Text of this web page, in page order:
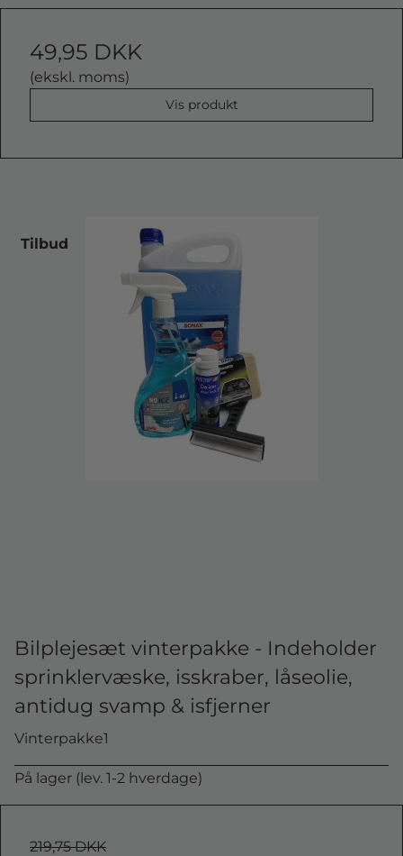
49,95 DKK
(ekskl. moms)
Vis produkt
Tilbud
Bilplejesæt vinterpakke - Indeholder
sprinklervæske, isskraber, låseolie,
antidug svamp & isfjerner
Vinterpakke1
På lager (lev. 1-2 hverdage)
219,75 DKK